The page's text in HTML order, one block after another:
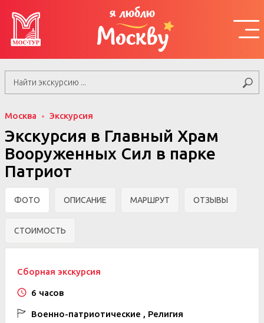
я люблю
Москву
Москва Экскурсия
Экскурсия в Главный Храм
Вооруженных Сил в парке
Патриот
ФОТО ОПИСАНИЕ МАРШРУТ ОТЗЫВЫ
СТОИМОСТЬ
Сборная экскурсия
6 часов
Военно-патриотические , Религия